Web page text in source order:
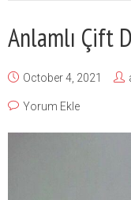
Anlamlı Çift
October 4, 2021
Yorum Ekle